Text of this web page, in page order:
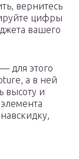
вернитесь
цифры
вашего
для этого
а в ней
высоту и